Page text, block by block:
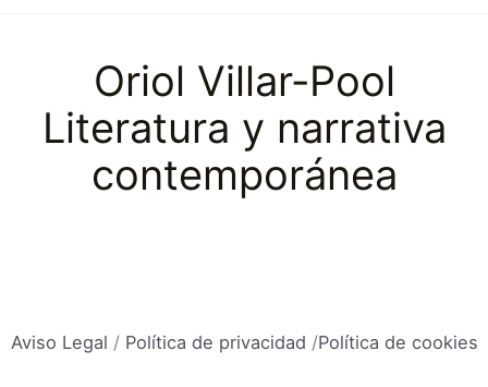
Oriol Villar-Pool
Literatura y narrativa
contemporánea
Aviso Legal / Política de privacidad /Política de cookies